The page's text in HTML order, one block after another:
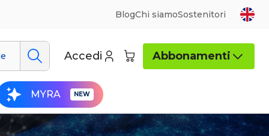
BlogChi siamoSostenitori
Accedi Abbonamenti
MYRA